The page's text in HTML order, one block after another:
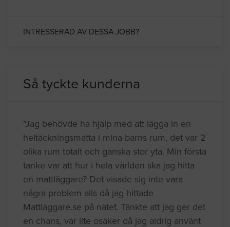
INTRESSERAD AV DESSA JOBB?
Så tyckte kunderna
"Jag behövde ha hjälp med att lägga in en
heltäckningsmatta i mina barns rum, det var 2
olika rum totalt och ganska stor yta. Min första
tanke var att hur i hela världen ska jag hitta
en mattläggare? Det visade sig inte vara
några problem alls då jag hittade
Mattläggare.se på nätet. Tänkte att jag ger det
en chans, var lite osäker då jag aldrig använt